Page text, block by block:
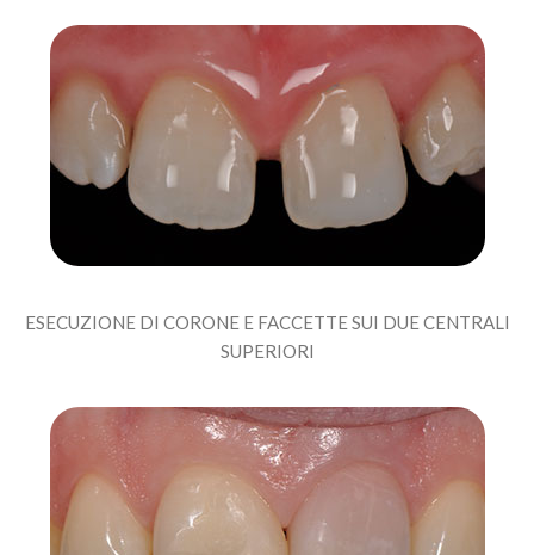
ESECUZIONE DI CORONE E FACCETTE SUI DUE CENTRALI
SUPERIORI